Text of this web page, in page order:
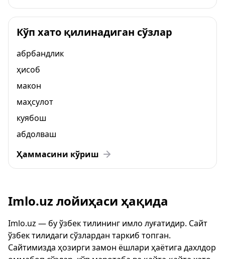
Кўп хато қилинадиган сўзлар
абрбандлик
ҳисоб
макон
маҳсулот
куябош
абдолваш
Ҳаммасини кўриш
Imlo.uz лойиҳаси ҳақида
Imlo.uz — бу ўзбек тилининг имло луғатидир. Сайт
ўзбек тилидаги сўзлардан таркиб топган.
Сайтимизда ҳозирги замон ёшлари ҳаётига дахлдор